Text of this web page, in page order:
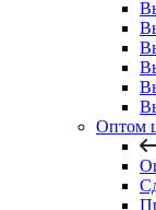
Оптом